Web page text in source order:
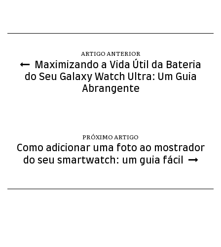
ARTIGO ANTERIOR
Maximizando a Vida Útil da Bateria
do Seu Galaxy Watch Ultra: Um Guia
Abrangente
PRÓXIMO ARTIGO
Como adicionar uma foto ao mostrador
do seu smartwatch: um guia fácil